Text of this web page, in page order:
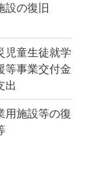
設の復旧
児童生徒就学
等事業交付金
出
用施設等の復